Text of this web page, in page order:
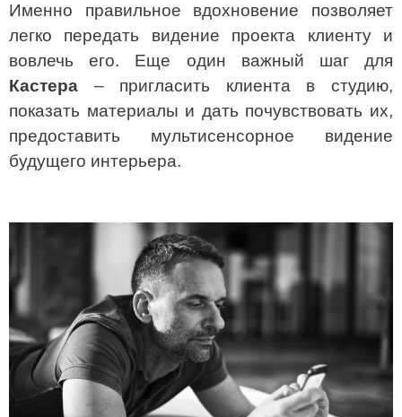
Именно правильное вдохновение позволяет
легко передать видение проекта клиенту и
вовлечь его. Еще один важный шаг для
Кастера – пригласить клиента в студию,
показать материалы и дать почувствовать их,
предоставить мультисенсорное видение
будущего интерьера.